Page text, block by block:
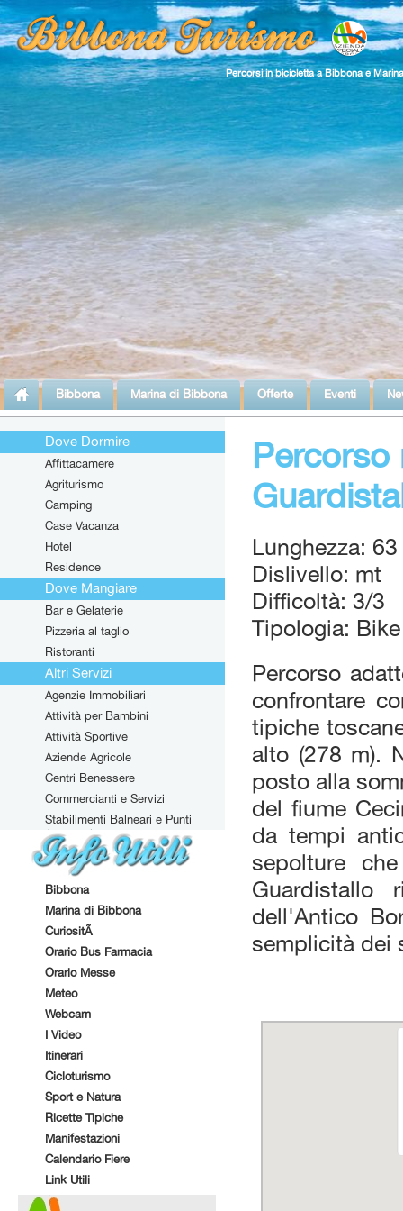
Percorsi in bicicletta a Bibbona e
Bibbona Marina di Bibbona Offerte Eventi
Dove Dormire
Affittacamere
Agriturismo
Camping
Case Vacanza
Hotel
Residence
Dove Mangiare
Bar e Gelaterie
Pizzeria al taglio
Ristoranti
Altri Servizi
Agenzie Immobiliari
Attività per Bambini
Attività Sportive
Aziende Agricole
Centri Benessere
Commercianti e Servizi
Stabilimenti Balneari e Punti
Attrezzati
Bibbona
Marina di Bibbona
CuriositÃ
Orario Bus Farmacia
Orario Messe
Meteo
Webcam
I Video
Itinerari
Cicloturismo
Sport e Natura
Ricette Tipiche
Manifestazioni
Calendario Fiere
Link Utili
Percorso
Lunghezza:
Dislivello: mt
Difficoltà: 3/3
Tipologia: Bike
Percorso
confrontare
tipiche
alto (278 m).
posto alla
del fiume
da tempi
sepolture
Guardistallo
dell'Antico
semplicità dei